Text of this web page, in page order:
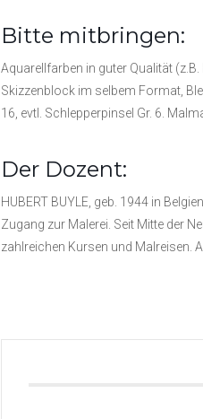
Bitte mitbringen:
Aquarellfarben in guter Qualität
Skizzenblock im selbem Format,
16, evtl. Schlepperpinsel Gr. 6.
Der Dozent:
HUBERT BUYLE, geb. 1944 in
Zugang zur Malerei. Seit Mitte der
zahlreichen Kursen und Malreisen.